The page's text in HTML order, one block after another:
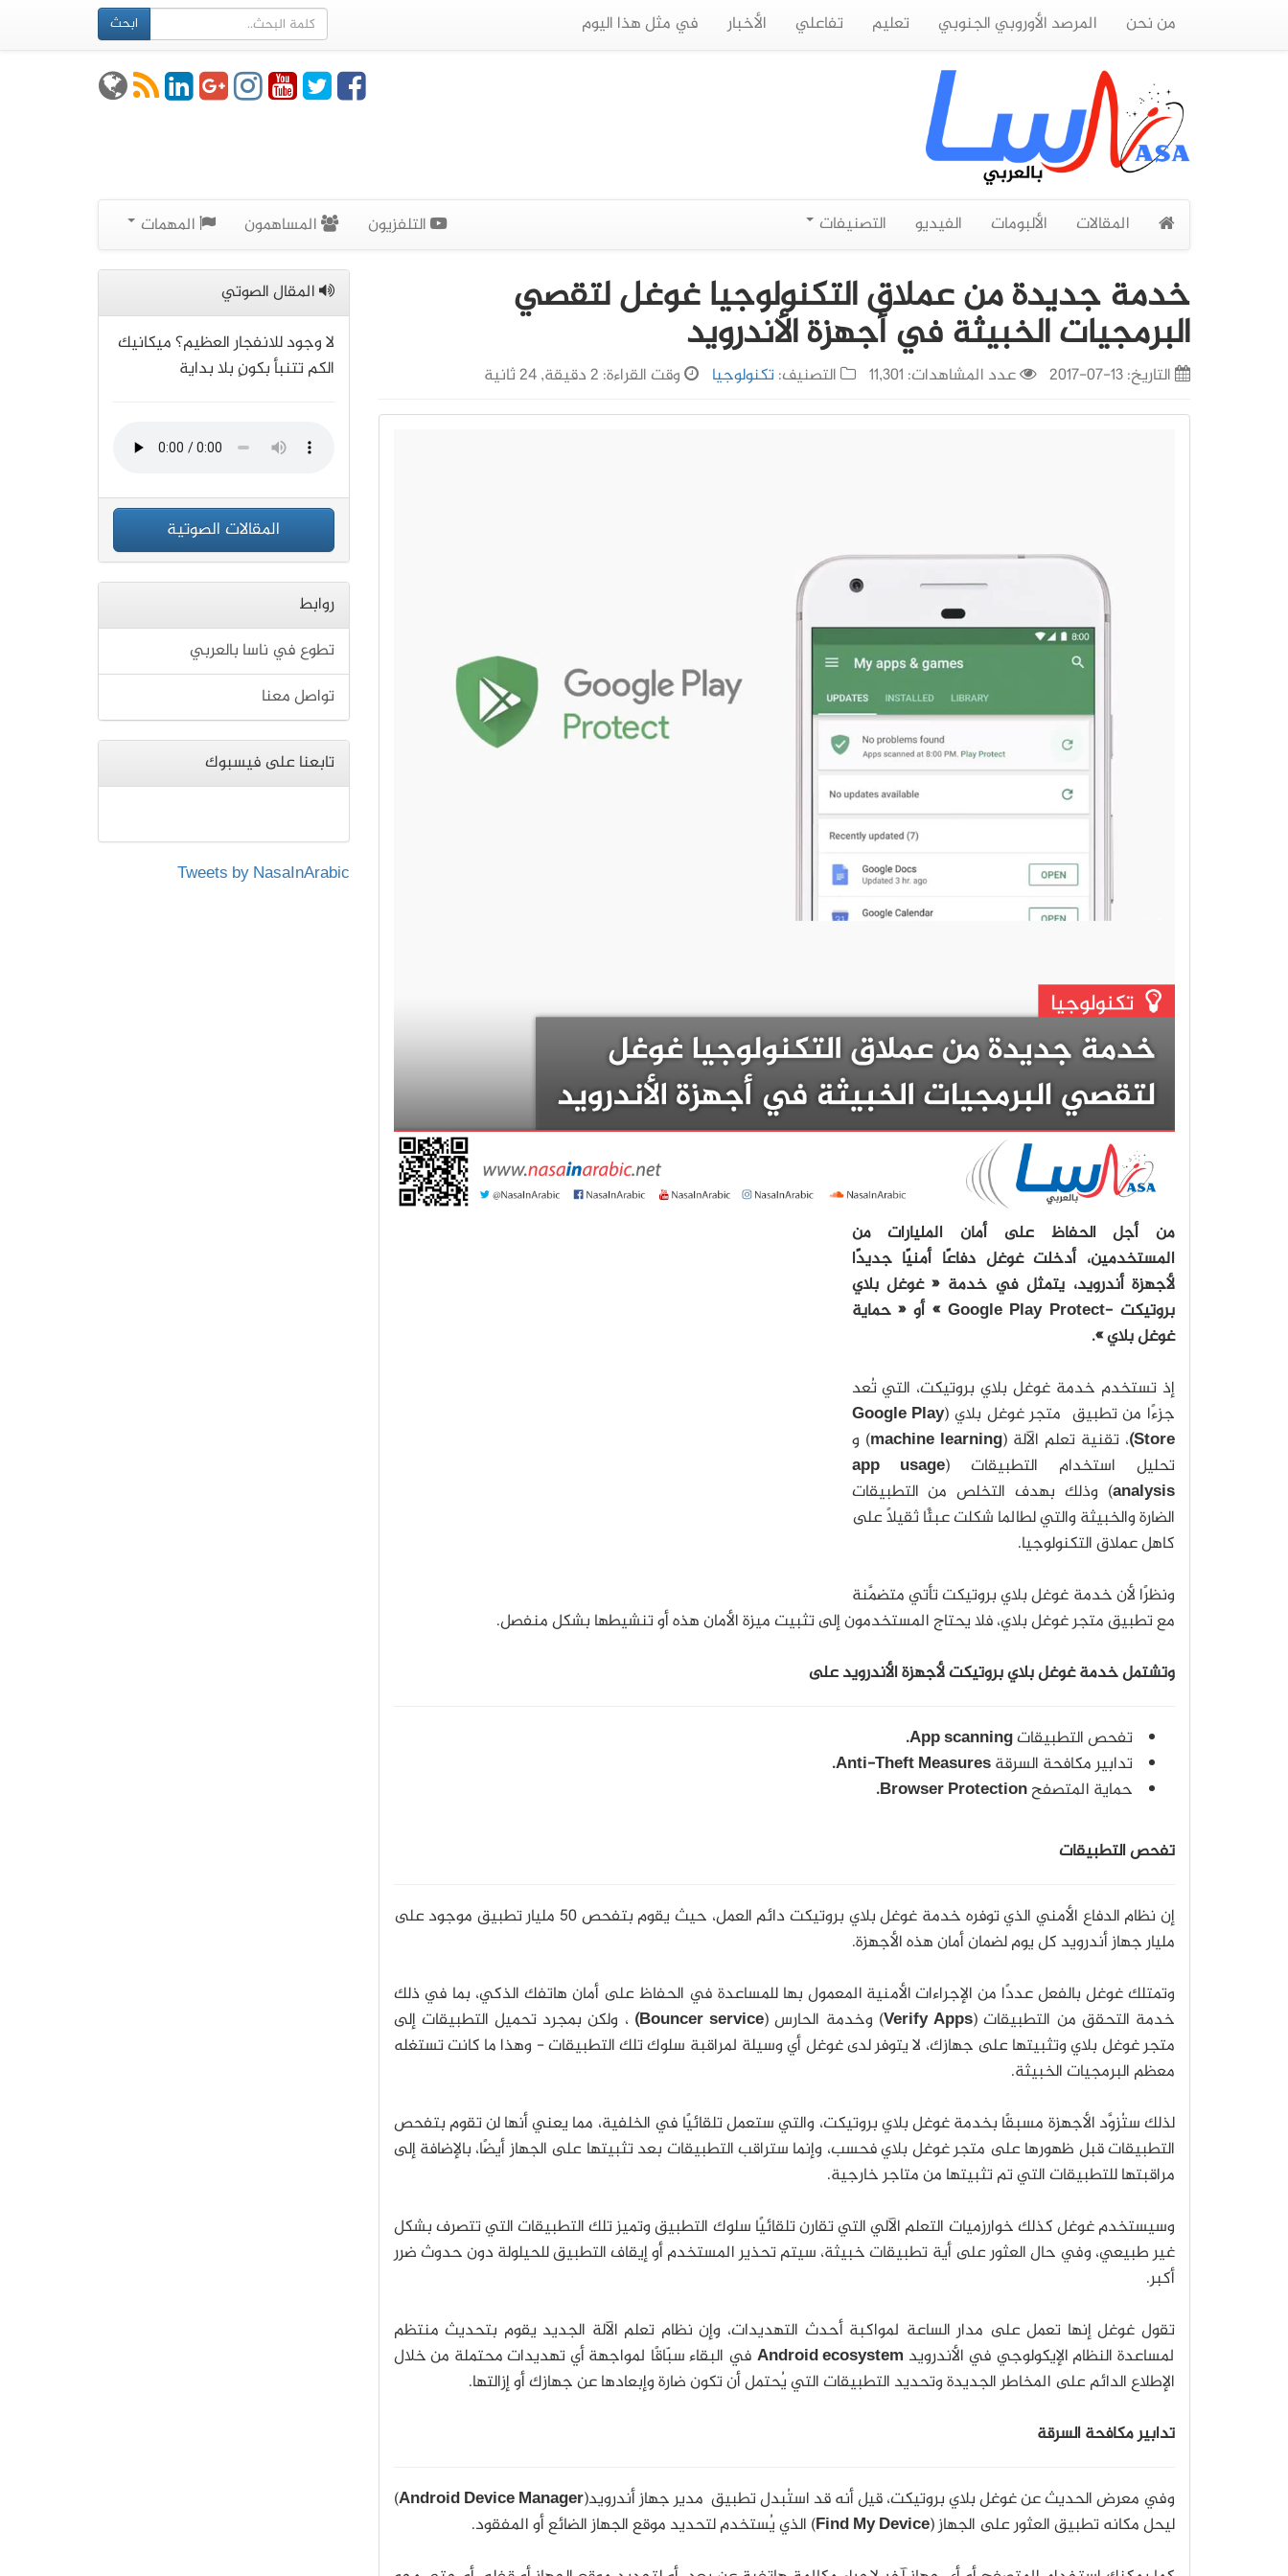
من نحن المرصد الأوروبي الجنوبي تعليم تفاعلي الأخبار في مثل هذا اليوم ابحث
المقالات الألبومات الفيديو التصنيفات التلفزيون المساهمون المهمات
خدمة جديدة من عملاق التكنولوجيا غوغل لتقصي
البرمجيات الخبيثة في أجهزة الأندرويد
التاريخ:13-07-2017 عدد المشاهدات: 11,301 التصنيف:تكنولوجيا وقت القراءة: 2 دقيقة, 24 ثانية
من أجل الحفاظ على أمان المليارات من
المستخدمين، أدخلت غوغل دفاعًا أمنيًا جديدًا
لأجهزة أندرويد، يتمثل في خدمة « غوغل بلاي
بروتيكت -Google Play Protect » أو « حماية
غوغل بلاي ».
إذ تستخدم خدمة غوغل بلاي بروتيكت، التي تُعد
جزءًا من تطبيق متجر غوغل بلاي (Google Play
Store) ، تقنية تعلم الآلة (machine learning) و
تحليل استخدام التطبيقات (app usage
analysis) وذلك بهدف التخلص من التطبيقات
الضارة والخبيثة والتي لطالما شكلت عبئًا ثقيلاً على
كاهل عملاق التكنولوجيا.
ونظرًا لأن خدمة غوغل بلاي بروتيكت تأتي متضمَّنة
مع تطبيق متجر غوغل بلاي، فلا يحتاج المستخدمون إلى تثبيت ميزة الأمان هذه أو تنشيطها بشكل منفصل.
وتشتمل خدمة غوغل بلاي بروتيكت لأجهزة الأندرويد على
تفحص التطبيقات
تدابير مكافحة السرقةAnti-Theft Measures.
حماية المتصفحBrowser Protection.
تفحص التطبيقات
إن نظام الدفاع الأمني الذي توفره خدمة غوغل بلاي بروتيكت دائم العمل، حيث يقوم بتفحص 50 مليار تطبيق موجود على
مليار جهاز أندرويد كل يوم لضمان أمان هذه الأجهزة.
وتمتلك غوغل بالفعل عددًا من الإجراءات الأمنية المعمول بها للمساعدة في الحفاظ على أمان هاتفك الذكي، بما في ذلك
خدمة التحقق من التطبيقات (Verify Apps) وخدمة الحارس (Bouncer service) ، ولكن بمجرد تحميل التطبيقات إلى
متجر غوغل بلاي وتثبيتها على جهازك، لا يتوفر لدى غوغل أي وسيلة لمراقبة سلوك تلك التطبيقات - وهذا ما كانت تستغله
معظم البرمجيات الخبيثة.
لذلك ستُزوَّد الأجهزة مسبقًا بخدمة غوغل بلاي بروتيكت، والتي ستعمل تلقائيًا في الخلفية، مما يعني أنها لن تقوم بتفحص
التطبيقات قبل ظهورها على متجر غوغل بلاي فحسب، وإنما ستراقب التطبيقات بعد تثبيتها على الجهاز أيضًا، بالإضافة إلى
مراقبتها للتطبيقات التي تم تثبيتها من متاجر خارجية.
وسيستخدم غوغل كذلك خوارزميات التعلم الآلي التي تقارن تلقائيًا سلوك التطبيق وتميز تلك التطبيقات التي تتصرف بشكل
غير طبيعي، وفي حال العثور على أية تطبيقات خبيثة، سيتم تحذير المستخدم أو إيقاف التطبيق للحيلولة دون حدوث ضرر
أكبر.
تقول غوغل إنها تعمل على مدار الساعة لمواكبة أحدث التهديدات، وإن نظام تعلم الآلة الجديد يقوم بتحديث منتظم
لمساعدة النظام الإيكولوجي في الأندرويد Android ecosystem في البقاء سبّاقًا لمواجهة أي تهديدات محتملة من خلال
الإطلاع الدائم على المخاطر الجديدة وتحديد التطبيقات التي يُحتمل أن تكون ضارة وإبعادها عن جهازك أو إزالتها.
تدابير مكافحة السرقة
وفي معرض الحديث عن غوغل بلاي بروتيكت، قيل أنه قد استُبدل تطبيق مدير جهاز أندرويد(Android Device Manager
)
ليحل مكانه تطبيق العثور على الجهاز (Find My Device) الذي يُستخدم لتحديد موقع الجهاز الضائع أو المفقود.
المقال الصوتي
لا وجود للانفجار العظيم؟ ميكانيك
الكم تتنبأ بكونٍ بلا بداية
المقالات الصوتية
روابط
تطوع في ناسا بالعربي
تواصل معنا
تابعنا على فيسبوك
Tweets by NasaInArabic